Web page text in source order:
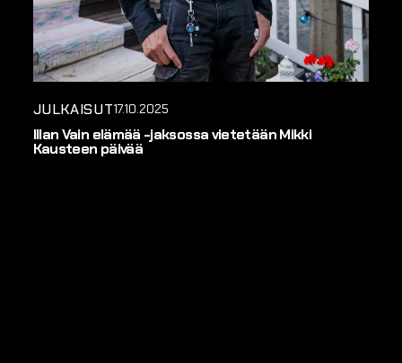
JULKAISUT17.10.2025
Illan Vain elämää -jaksossa vietetään Mikki
Kausteen päivää